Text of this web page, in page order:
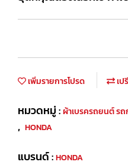
เพิ่มรายการโปรด เป
หมวดหมู่ :ผ้าเบรครถยนต์ รถ
, HONDA
แบรนด์ :HONDA